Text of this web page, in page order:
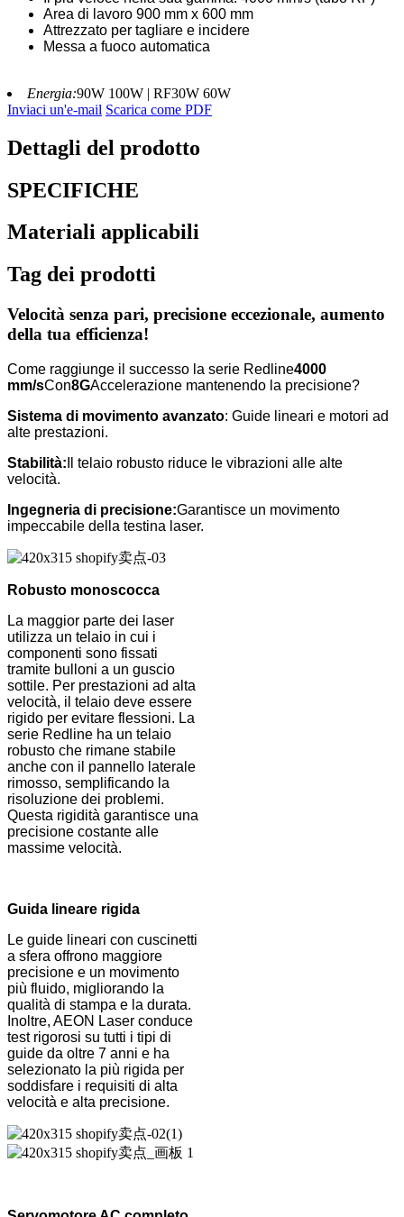
Area di lavoro 900 mm x 600 mm
Attrezzato per tagliare e incidere
Messa a fuoco automatica
Energia:90W 100W | RF30W 60W
Inviaci un'e-mail Scarica come PDF
Dettagli del prodotto
SPECIFICHE
Materiali applicabili
Tag dei prodotti
Velocità senza pari, precisione eccezionale, aumento
della tua efficienza!
Come raggiunge il successo la serie Redline4000
mm/sCon8GAccelerazione mantenendo la precisione?
Sistema di movimento avanzato: Guide lineari e motori ad
alte prestazioni.
Stabilità: Il telaio robusto riduce le vibrazioni alle alte
velocità.
Ingegneria di precisione:Garantisce un movimento
impeccabile della testina laser.
Robusto monoscocca
La maggior parte dei laser
utilizza un telaio in cui i
componenti sono fissati
tramite bulloni a un guscio
sottile. Per prestazioni ad alta
velocità, il telaio deve essere
rigido per evitare flessioni. La
serie Redline ha un telaio
robusto che rimane stabile
anche con il pannello laterale
rimosso, semplificando la
risoluzione dei problemi.
Questa rigidità garantisce una
precisione costante alle
massime velocità.
Guida lineare rigida
Le guide lineari con cuscinetti
a sfera offrono maggiore
precisione e un movimento
più fluido, migliorando la
qualità di stampa e la durata.
Inoltre, AEON Laser conduce
test rigorosi su tutti i tipi di
guide da oltre 7 anni e ha
selezionato la più rigida per
soddisfare i requisiti di alta
velocità e alta precisione.